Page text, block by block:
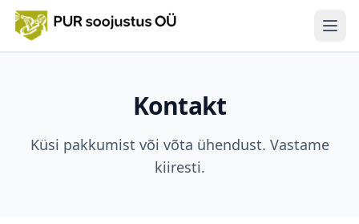
Kontakt
Küsi pakkumist või võta ühendust. Vastame
kiiresti.